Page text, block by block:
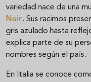
variedad nace de una
Noir. Sus racimos
gris azulado hasta
explica parte de su
nombres según el país.
En Italia se conoce